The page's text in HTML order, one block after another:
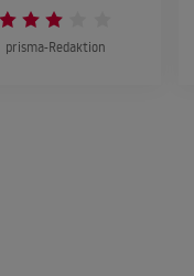
prisma-Redaktion